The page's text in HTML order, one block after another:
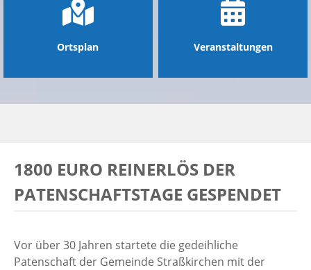
Ortsplan Veranstaltungen
1800 EURO REINERLÖS DER
PATENSCHAFTSTAGE GESPENDET
Vor über 30 Jahren startete die gedeihliche
Patenschaft der Gemeinde Straßkirchen mit der